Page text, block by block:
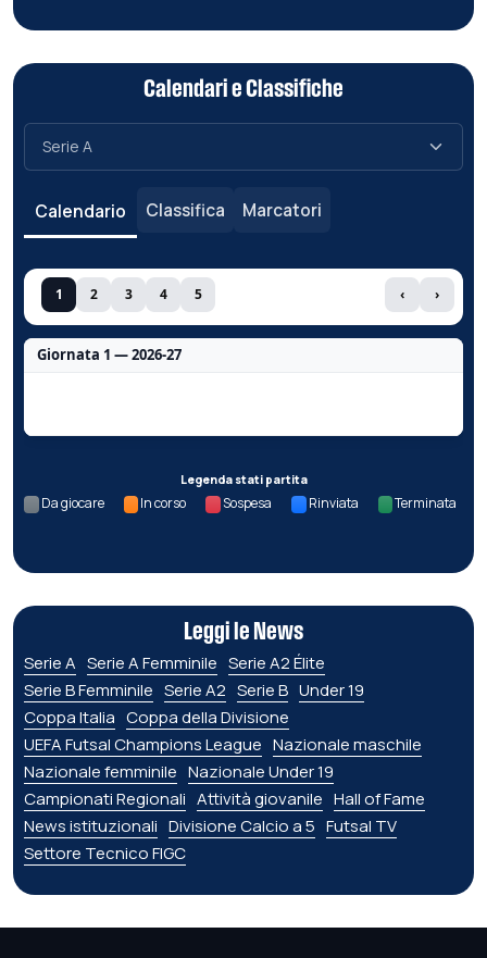
Calendari e Classifiche
Calendario Classifica Marcatori
1 2 3 4 5 ‹ ›
Giornata 1 — 2026-27
Legenda stati partita
Da giocare In corso Sospesa Rinviata Terminata
Leggi le News
Serie A Serie A Femminile Serie A2 Élite
Serie B Femminile Serie A2 Serie B Under 19
Coppa Italia Coppa della Divisione
UEFA Futsal Champions League Nazionale maschile
Nazionale femminile Nazionale Under 19
Campionati Regionali Attività giovanile Hall of Fame
News istituzionali Divisione Calcio a 5 Futsal TV
Settore Tecnico FIGC